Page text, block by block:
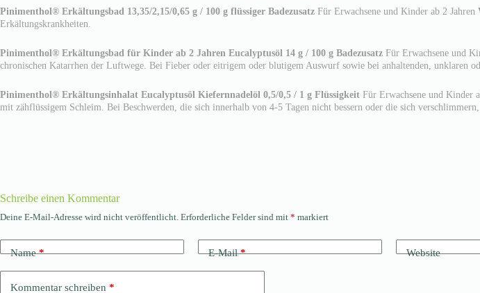
Pinimenthol® Erkältungsbad 13,35/2,15/0,65 g / 100 g flüssiger Badezusatz Für Erwachsene und Kinder ab 2 Jahren
Erkältungskrankheiten.
Pinimenthol® Erkältungsbad für Kinder ab 2 Jahren Eucalyptusöl 14 g / 100 g Badezusatz Für Erwachsene und
chronischen Katarrhen der Luftwege. Bei Fieber oder eitrigem oder blutigem Auswurf sowie bei anhaltenden, unklaren
Pinimenthol® Erkältungsinhalat Eucalyptusöl Kiefernnadelöl 0,5/0,5 / 1 g Flüssigkeit Für Erwachsene und Kinder
mit zähflüssigem Schleim. Bei Beschwerden, die sich innerhalb von 4-5 Tagen nicht bessern oder die sich
Schreibe einen Kommentar
Deine E-Mail-Adresse wird nicht veröffentlicht. Erforderliche Felder sind mit * markiert
Name* E-Mail* Website
Kommentar schreiben *